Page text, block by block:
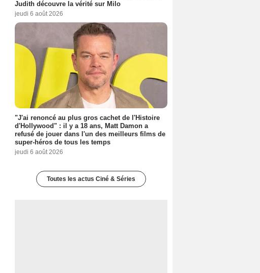
Judith découvre la vérité sur Milo
jeudi 6 août 2026
"J'ai renoncé au plus gros cachet de l'Histoire
d'Hollywood" : il y a 18 ans, Matt Damon a
refusé de jouer dans l'un des meilleurs films de
super-héros de tous les temps
jeudi 6 août 2026
Toutes les actus Ciné & Séries